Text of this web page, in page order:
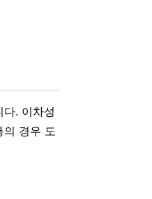
. 이차성
의 경우 도